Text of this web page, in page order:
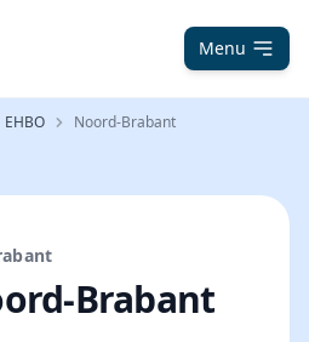
Menu
EHBO Noord-Brabant
Brabant